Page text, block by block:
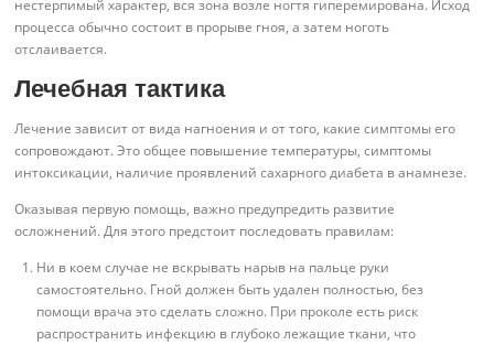
нестерпимый характер, вся зона возле ногтя гиперемирована. Исход
процесса обычно состоит в прорыве гноя, а затем ноготь
отслаивается.
Лечебная тактика
Лечение зависит от вида нагноения и от того, какие симптомы его
сопровождают. Это общее повышение температуры, симптомы
интоксикации, наличие проявлений сахарного диабета в анамнезе.
Оказывая первую помощь, важно предупредить развитие
осложнений. Для этого предстоит последовать правилам:
Ни в коем случае не вскрывать нарыв на пальце руки
самостоятельно. Гной должен быть удален полностью, без
помощи врача это сделать сложно. При проколе есть риск
распространить инфекцию в глубоко лежащие ткани, что